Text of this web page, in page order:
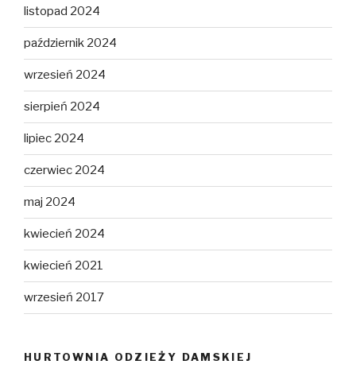
listopad 2024
październik 2024
wrzesień 2024
sierpień 2024
lipiec 2024
czerwiec 2024
maj 2024
kwiecień 2024
kwiecień 2021
wrzesień 2017
HURTOWNIA ODZIEŻY DAMSKIEJ